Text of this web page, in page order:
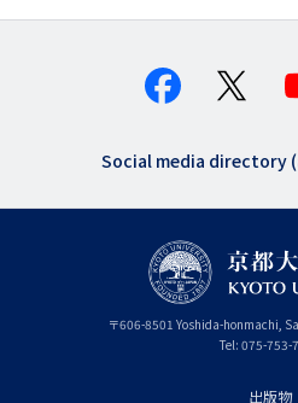
国
Social media directory
〒606-8501 Yoshida-honmachi,
Tel: 075-753-
出版物